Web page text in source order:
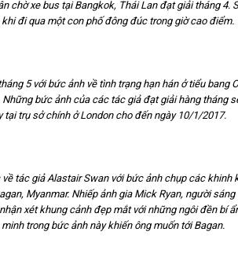
chờ xe bus tại Bangkok, Thái Lan đạt giải tháng 4.
khi đi qua một con phố đông đúc trong giờ cao điểm.
5 với bức ảnh về tình trạng hạn hán ở tiểu bang
Những bức ảnh của các tác giả đạt giải hàng tháng
tại trụ sở chính ở London cho đến ngày 10/1/2017.
về tác giả Alastair Swan với bức ảnh chụp các khinh
Myanmar. Nhiếp ảnh gia Mick Ryan, người sáng
xét khung cảnh đẹp mắt với những ngôi đền bí
minh trong bức ảnh này khiến ông muốn tới Bagan.